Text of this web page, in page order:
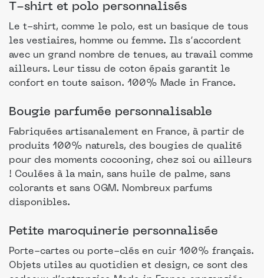
T-shirt et polo personnalisés
Le t-shirt, comme le polo, est un basique de tous
les vestiaires, homme ou femme. Ils s’accordent
avec un grand nombre de tenues, au travail comme
ailleurs. Leur tissu de coton épais garantit le
confort en toute saison. 100% Made in France.
Bougie parfumée personnalisable
Fabriquées artisanalement en France, à partir de
produits 100% naturels, des bougies de qualité
pour des moments cocooning, chez soi ou ailleurs
! Coulées à la main, sans huile de palme, sans
colorants et sans OGM. Nombreux parfums
disponibles.
Petite maroquinerie personnalisée
Porte-cartes ou porte-clés en cuir 100% français.
Objets utiles au quotidien et design, ce sont des